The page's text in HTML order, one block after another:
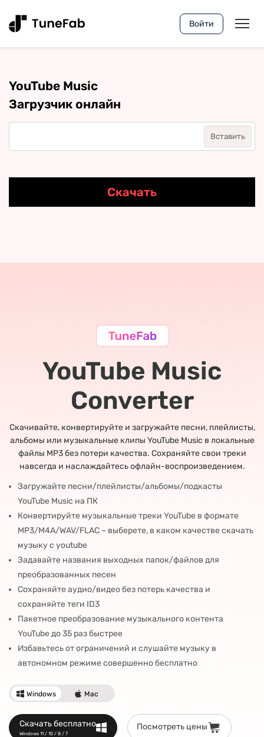
Войти
YouTube Music
Загрузчик онлайн
Вставить
Скачать
YouTube Music
Converter
Скачивайте, конвертируйте и загружайте песни, плейлисты,
альбомы или музыкальные клипы YouTube Music в локальные
файлы MP3 без потери качества. Сохраняйте свои треки
навсегда и наслаждайтесь офлайн-воспроизведением.
Загружайте песни/плейлисты/альбомы/подкасты
YouTube Music на ПК
Конвертируйте музыкальные треки YouTube в формате
MP3/M4A/WAV/FLAC – выберете, в каком качестве скачать
музыку с youtube
Задавайте названия выходных папок/файлов для
преобразованных песен
Сохраняйте аудио/видео без потерь качества и
сохраняйте теги ID3
Пакетное преобразование музыкального контента
YouTube до 35 раз быстрее
Избавьтесь от ограничений и слушайте музыку в
автономном режиме совершенно бесплатно
Windows Mac
Скачать бесплатно
Windows 11 / 10 / 8 / 7
Посмотреть цены